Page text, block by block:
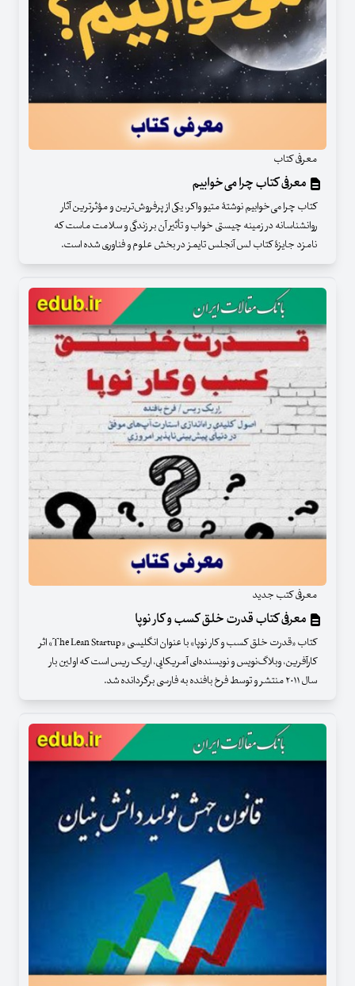
معرفی کتاب
معرفی کتاب چرا می‌خوابیم
کتاب چرا می‌خوابیم نوشتۀ متیو واکر، یکی از پرفروش‌ترین و مؤثرترین آثار
روانشناسانه در زمینه چیستی خواب و تأثیر آن بر زندگی و سلامت ماست که
نامزد جایزۀ کتاب لس آنجلس تایمز در بخش علوم و فناوری شده است.
معرفی کتب جدید
معرفی کتاب قدرت خلق کسب‌ و کار نوپا
کتاب «قدرت خلق کسب‌ و کار نوپا» با عنوان انگلیسی «The Lean Startup» اثر
کارآفرین، وبلاگ‌نویس و نویسنده‌ای آمریکایی، اریک ریس است که اولین بار
سال ۲۰۱۱ منتشر و توسط فرخ بافنده به فارسی برگردانده شد.